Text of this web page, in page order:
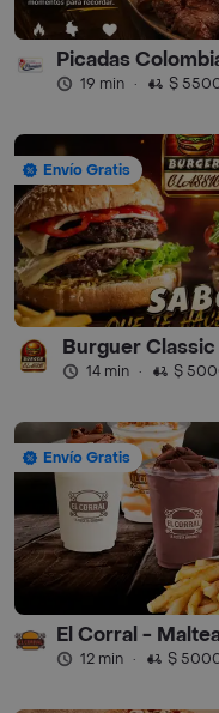
19 min · $
Envío Gratis
Burguer Classic
14 min · $
Envío Gratis
12 min · $